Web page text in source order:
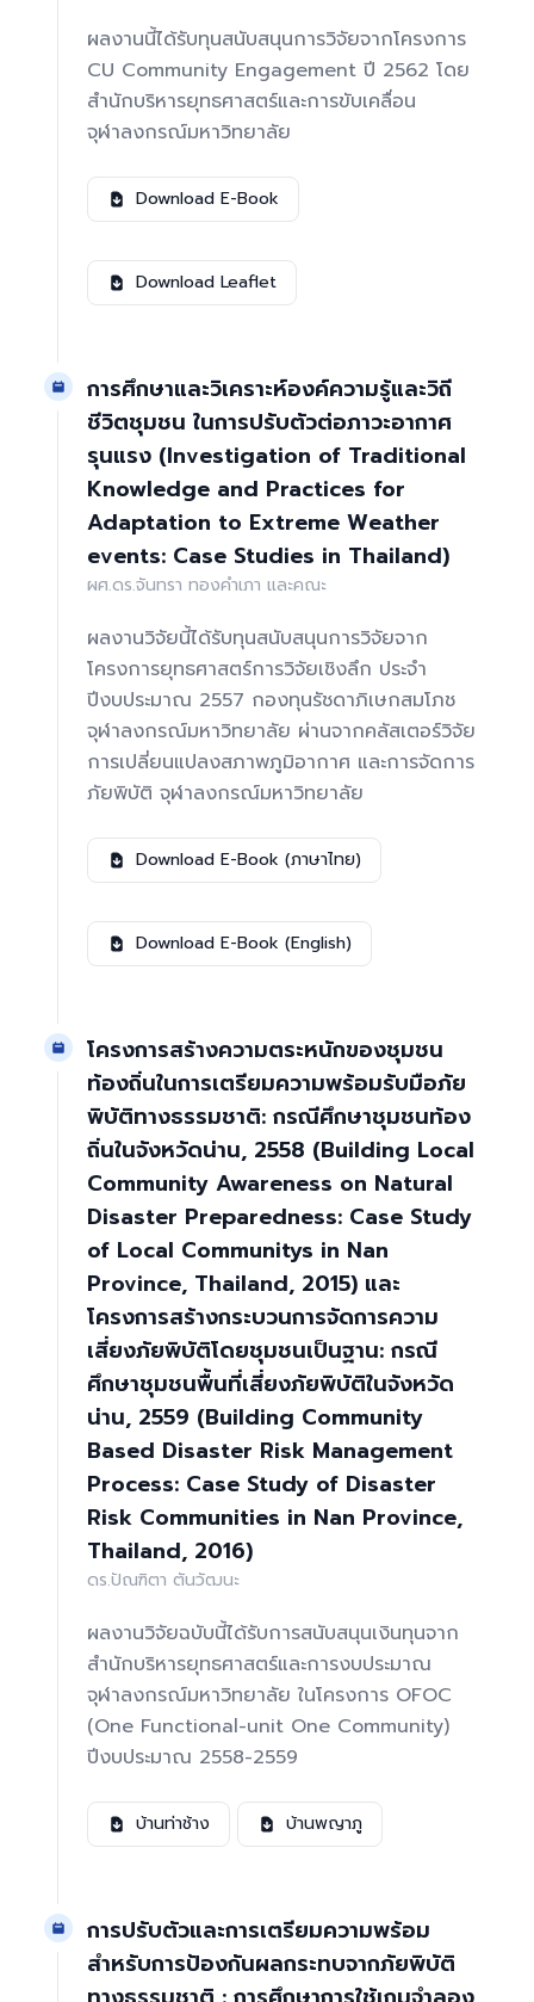
ผลงานนี้ได้รับทุนสนับสนุนการวิจัยจากโครงการ
CU Community Engagement ปี 2562 โดย
สำนักบริหารยุทธศาสตร์และการขับเคลื่อน
จุฬาลงกรณ์มหาวิทยาลัย
Download E-Book
Download Leaflet
การศึกษาและวิเคราะห์องค์ความรู้และวิถี
ชีวิตชุมชน ในการปรับตัวต่อภาวะอากาศ
รุนแรง (Investigation of Traditional
Knowledge and Practices for
Adaptation to Extreme Weather
events: Case Studies in Thailand)
ผศ.ดร.จันทรา ทองคำเภา และคณะ
ผลงานวิจัยนี้ได้รับทุนสนับสนุนการวิจัยจาก
โครงการยุทธศาสตร์การวิจัยเชิงลึก ประจำ
ปีงบประมาณ 2557 กองทุนรัชดาภิเษกสมโภช
จุฬาลงกรณ์มหาวิทยาลัย ผ่านจากคลัสเตอร์วิจัย
การเปลี่ยนแปลงสภาพภูมิอากาศ และการจัดการ
ภัยพิบัติ จุฬาลงกรณ์มหาวิทยาลัย
Download E-Book (ภาษาไทย)
Download E-Book (English)
โครงการสร้างความตระหนักของชุมชน
ท้องถิ่นในการเตรียมความพร้อมรับมือภัย
พิบัติทางธรรมชาติ: กรณีศึกษาชุมชนท้อง
ถิ่นในจังหวัดน่าน, 2558 (Building Local
Community Awareness on Natural
Disaster Preparedness: Case Study
of Local Communitys in Nan
Province, Thailand, 2015) และ
โครงการสร้างกระบวนการจัดการความ
เสี่ยงภัยพิบัติโดยชุมชนเป็นฐาน: กรณี
ศึกษาชุมชนพื้นที่เสี่ยงภัยพิบัติในจังหวัด
น่าน, 2559 (Building Community
Based Disaster Risk Management
Process: Case Study of Disaster
Risk Communities in Nan Province,
Thailand, 2016)
ดร.ปัณฑิตา ตันวัฒนะ
ผลงานวิจัยฉบับนี้ได้รับการสนับสนุนเงินทุนจาก
สำนักบริหารยุทธศาสตร์และการงบประมาณ
จุฬาลงกรณ์มหาวิทยาลัย ในโครงการ OFOC
(One Functional-unit One Community)
ปีงบประมาณ 2558-2559
บ้านท่าช้าง บ้านพญาภู
การปรับตัวและการเตรียมความพร้อม
สำหรับการป้องกันผลกระทบจากภัยพิบัติ